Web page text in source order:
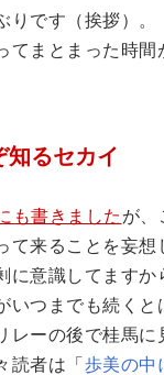
です（挨拶）。
まとまった時間
知るセカイ
も書きました が、
て来ることを妄
に意識してますか
いつまでも続くと
ーの後で桂馬に
読者は「 歩美の中